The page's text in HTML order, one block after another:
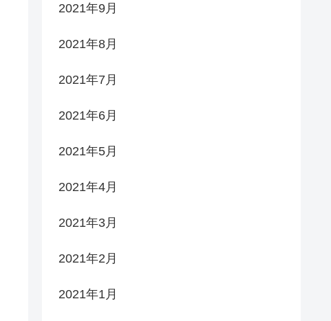
2021年9月
2021年8月
2021年7月
2021年6月
2021年5月
2021年4月
2021年3月
2021年2月
2021年1月